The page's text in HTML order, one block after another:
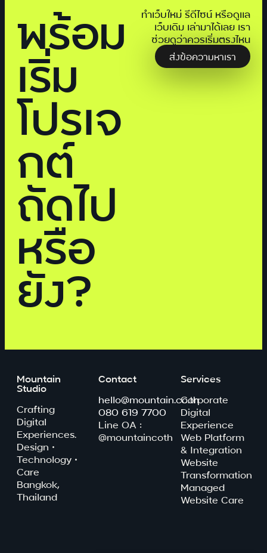
พร้อม
เริ่ม
โปรเจ
กต์
ถัดไป
หรือ
ยัง?
ทำเว็บใหม่ รีดีไซน์ หรือดูแล
เว็บเดิม เล่ามาได้เลย เรา
ช่วยดูว่าควรเริ่มตรงไหน
ส่งข้อความหาเรา
Mountain
Studio
Crafting
Digital
Experiences.
Design ·
Technology ·
Care
Bangkok,
Thailand
Contact
hello@mountain.co.th
080 619 7700
Line OA :
@mountaincoth
Services
Corporate
Digital
Experience
Web Platform
& Integration
Website
Transformation
Managed
Website Care